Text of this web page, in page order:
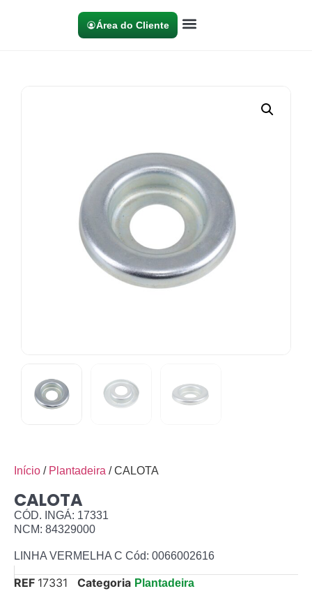
Área do Cliente
Início / Plantadeira / CALOTA
CALOTA
CÓD. INGÁ: 17331
NCM: 84329000
LINHA VERMELHA C Cód: 0066002616
REF 17331 Categoria Plantadeira